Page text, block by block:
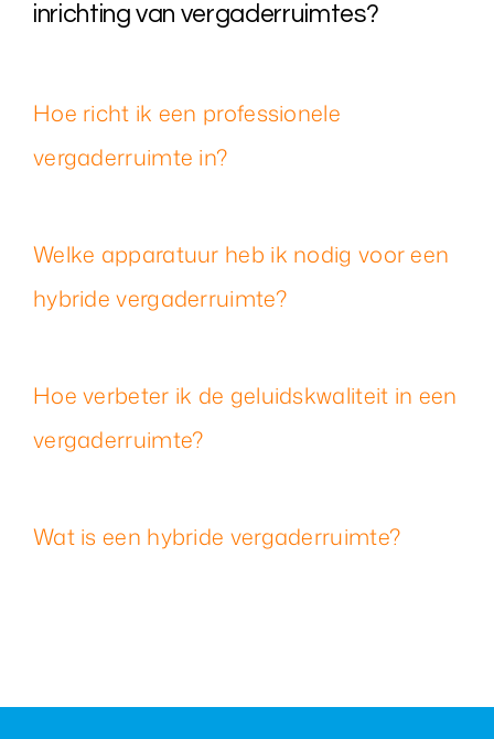
inrichting van vergaderruimtes?
Hoe richt ik een professionele
vergaderruimte in?
Welke apparatuur heb ik nodig voor een
hybride vergaderruimte?
Hoe verbeter ik de geluidskwaliteit in een
vergaderruimte?
Wat is een hybride vergaderruimte?